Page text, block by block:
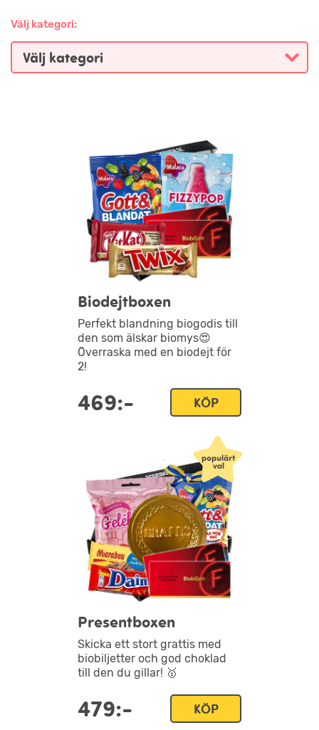
Välj kategori:
Biodejtboxen
Perfekt blandning biogodis till
den som älskar biomys😍
Överraska med en biodejt för
2!
469:- KÖP
Presentboxen
Skicka ett stort grattis med
biobiljetter och god choklad
till den du gillar! 🥇
479:- KÖP